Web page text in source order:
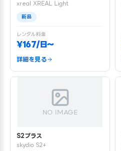
xreal XREAL Light
新品
レンタル料金
¥167/日〜
詳細を見る
NO IMAGE
S2プラス
skydio S2+